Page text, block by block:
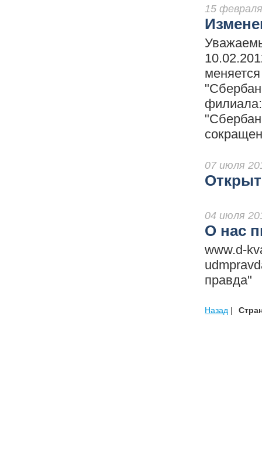
15
07 июля
04 июля
О нас
www.d-
правда"
Назад |